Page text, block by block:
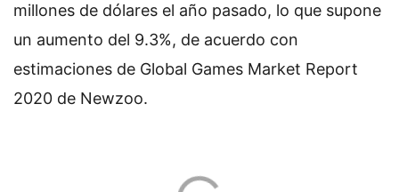
millones de dólares el año pasado, lo que supone
un aumento del 9.3%, de acuerdo con
estimaciones de Global Games Market Report
2020 de Newzoo.